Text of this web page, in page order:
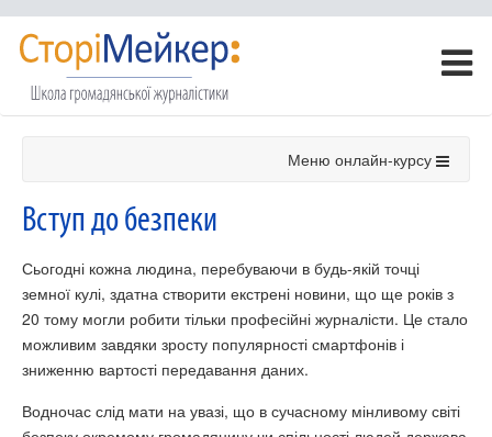
Меню онлайн-курсу
Вступ до безпеки
Сьогодні кожна людина, перебуваючи в будь-якій точці
земної кулі, здатна створити екстрені новини, що ще років з
20 тому могли робити тільки професійні журналісти. Це стало
можливим завдяки зросту популярності смартфонів і
зниженню вартості передавання даних.
Водночас слід мати на увазі, що в сучасному мінливому світі